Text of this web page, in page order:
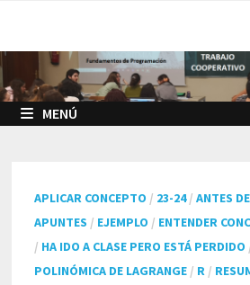
contenido
MENÚ
APLICAR CONCEPTO / 23-24/ANTES
APUNTES / EJEMPLO / ENTENDER
/ HA IDO A CLASE PERO ESTÁ PERDIDO
POLINÓMICA DE LAGRANGE / R /